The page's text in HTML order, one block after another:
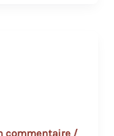
commentaire /